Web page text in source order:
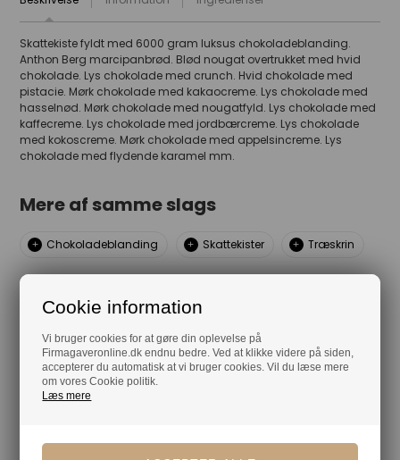
Cookie information
Vi bruger cookies for at gøre din oplevelse på
Firmagaveronline.dk endnu bedre. Ved at klikke videre på siden,
accepterer du automatisk at vi bruger cookies. Vil du læse mere
om vores Cookie politik.
Læs mere
Skattekiste fyldt med 6000 gram luksus chokoladeblanding.
Anthon Berg marcipanbrød. Blød nougat overtrukket med hvid
chokolade. Lys chokolade med crunch. Hvid chokolade med
pistacie. Mørk chokolade med kakaocreme. Lys chokolade med
hasselnød. Mørk chokolade med nougatfyld. Lys chokolade med
kaffecreme. Lys chokolade med jordbærcreme. Lys chokolade
med kokoscreme. Mørk chokolade med appelsincreme. Lys
chokolade med flydende karamel mm.
Mere af samme slags
Chokoladeblanding Skattekister Træskrin
Din tryghed
Lagerførende
Gratis kort med hilsen og firmalogo
Hurtig levering